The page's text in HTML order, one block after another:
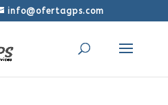
info@ofertagps.com